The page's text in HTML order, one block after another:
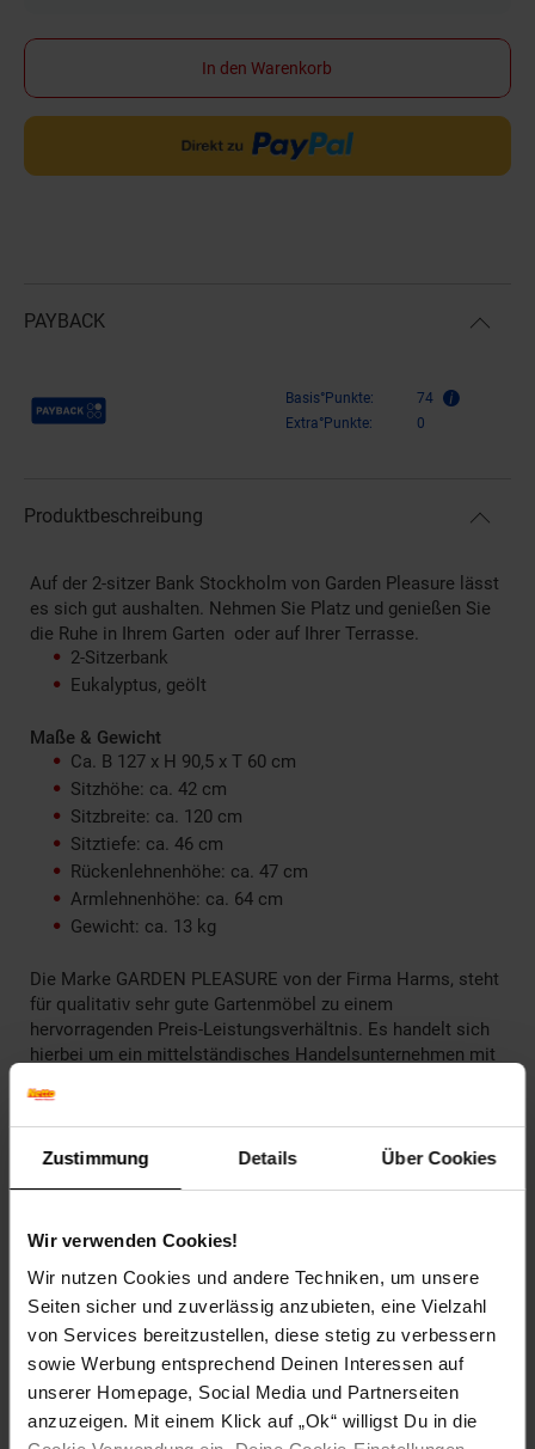
Zustimmung Details Über Cookies
Wir verwenden Cookies!
Wir nutzen Cookies und andere Techniken, um unsere
Seiten sicher und zuverlässig anzubieten, eine Vielzahl
von Services bereitzustellen, diese stetig zu verbessern
sowie Werbung entsprechend Deinen Interessen auf
unserer Homepage, Social Media und Partnerseiten
anzuzeigen. Mit einem Klick auf „Ok“ willigst Du in die
In den Warenkorb
PAYBACK
Payback Punkte Basis°Punkte:
74
Extra°Punkte:
0
Produktbeschreibung
Auf der 2-sitzer Bank Stockholm von Garden Pleasure lässt
es sich gut aushalten. Nehmen Sie Platz und genießen Sie
die Ruhe in Ihrem Garten oder auf Ihrer Terrasse.
2-Sitzerbank
Eukalyptus, geölt
Maße & Gewicht
Ca. B 127 x H 90,5 x T 60 cm
Sitzhöhe: ca. 42 cm
Sitzbreite: ca. 120 cm
Sitztiefe: ca. 46 cm
Rückenlehnenhöhe: ca. 47 cm
Armlehnenhöhe: ca. 64 cm
Gewicht: ca. 13 kg
Die Marke GARDEN PLEASURE von der Firma Harms, steht
für qualitativ sehr gute Gartenmöbel zu einem
hervorragenden Preis-Leistungsverhältnis. Es handelt sich
hierbei um ein mittelständisches Handelsunternehmen mit
Unternehmen wird in dritter Generation von der
Inhaberfamilie geführt und kann auf über 75 Jahre Erfahrung
im Handel zurückblicken. Die höchste Kompetenz der Firma
Artikelnummer: 1298772000
EAN: 4041908053442
Artikel gehört zur Kategorie:Gartenbänke
Bewertungen